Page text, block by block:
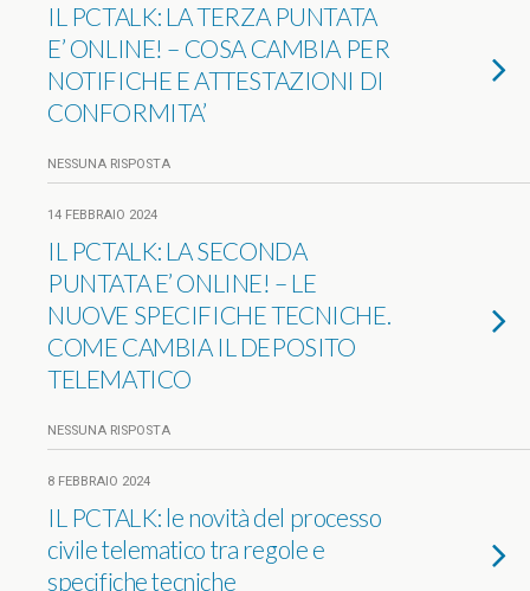
IL PCTALK: LA TERZA PUNTATA
E’ ONLINE! – COSA CAMBIA PER
NOTIFICHE E ATTESTAZIONI DI
CONFORMITA’
NESSUNA RISPOSTA
14 FEBBRAIO 2024
IL PCTALK: LA SECONDA
PUNTATA E’ ONLINE! – LE
NUOVE SPECIFICHE TECNICHE.
COME CAMBIA IL DEPOSITO
TELEMATICO
NESSUNA RISPOSTA
8 FEBBRAIO 2024
IL PCTALK: le novità del processo
civile telematico tra regole e
specifiche tecniche